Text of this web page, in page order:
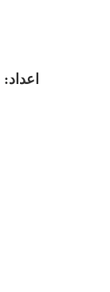
اعداد: